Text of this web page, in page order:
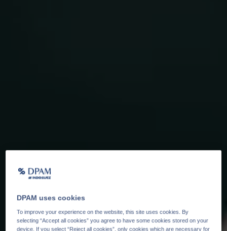
DPAM uses cookies
To improve your experience on the website, this site uses cookies. By
selecting “Accept all cookies” you agree to have some cookies stored on your
device. If you select “Reject all cookies”, only cookies which are necessary for